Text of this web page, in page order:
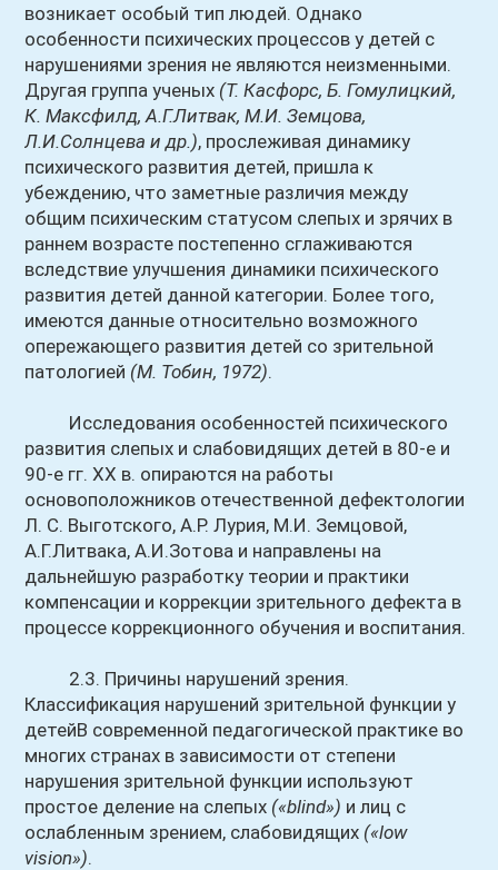
возникает особый тип людей. Однако
особенности психических процессов у детей с
нарушениями зрения не являются неизменными.
Другая группа ученых (Т. Касфорс, Б. Гомулицкий,
К. Максфилд, А.Г.Литвак, М.И. Земцова,
Л.И.Солнцева и др.), прослеживая динамику
психического развития детей, пришла к
убеждению, что заметные различия между
общим психическим статусом слепых и зрячих в
раннем возрасте постепенно сглаживаются
вследствие улучшения динамики психического
развития детей данной категории. Более того,
имеются данные относительно возможного
опережающего развития детей со зрительной
патологией (М. Тобин, 1972).
Исследования особенностей психического
развития слепых и слабовидящих детей в 80-е и
90-е гг. XX в. опираются на работы
основоположников отечественной дефектологии
Л. С. Выготского, А.Р. Лурия, М.И. Земцовой,
А.Г.Литвака, А.И.Зотова и направлены на
дальнейшую разработку теории и практики
компенсации и коррекции зрительного дефекта в
процессе коррекционного обучения и воспитания.
2.3. Причины нарушений зрения.
Классификация нарушений зрительной функции у
детейВ современной педагогической практике во
многих странах в зависимости от степени
нарушения зрительной функции используют
простое деление на слепых («blind») и лиц с
ослабленным зрением, слабовидящих («low
vision»).